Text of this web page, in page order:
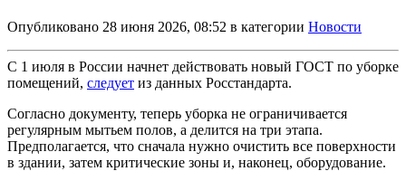
Опубликовано 28 июня 2026, 08:52 в категории Новости
С 1 июля в России начнет действовать новый ГОСТ по уборке
помещений, следует из данных Росстандарта.
Согласно документу, теперь уборка не ограничивается
регулярным мытьем полов, а делится на три этапа.
Предполагается, что сначала нужно очистить все поверхности
в здании, затем критические зоны и, наконец, оборудование.